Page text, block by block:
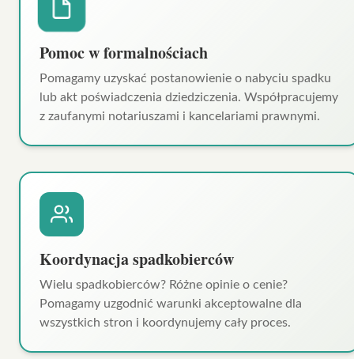
Pomoc w formalnościach
Pomagamy uzyskać postanowienie o nabyciu spadku
lub akt poświadczenia dziedziczenia. Współpracujemy
z zaufanymi notariuszami i kancelariami prawnymi.
Koordynacja spadkobierców
Wielu spadkobierców? Różne opinie o cenie?
Pomagamy uzgodnić warunki akceptowalne dla
wszystkich stron i koordynujemy cały proces.